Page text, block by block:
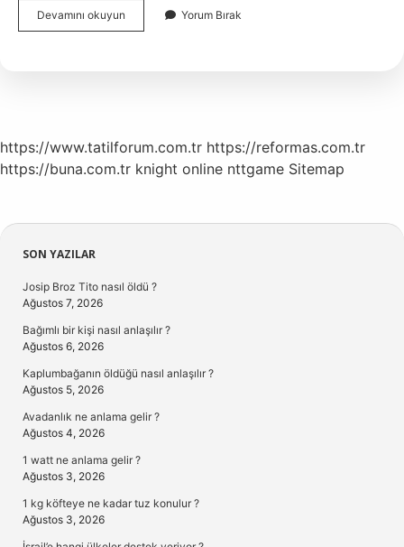
Devamını okuyun
Uluslu
Yorum Bırak
https://www.tatilforum.com.tr https://reformas.com.tr
https://buna.com.tr knight online nttgame Sitemap
Sidebar
SON YAZILAR
Josip Broz Tito nasıl öldü ?
Ağustos 7, 2026
Bağımlı bir kişi nasıl anlaşılır ?
Ağustos 6, 2026
Kaplumbağanın öldüğü nasıl anlaşılır ?
Ağustos 5, 2026
Avadanlık ne anlama gelir ?
Ağustos 4, 2026
1 watt ne anlama gelir ?
Ağustos 3, 2026
1 kg köfteye ne kadar tuz konulur ?
Ağustos 3, 2026